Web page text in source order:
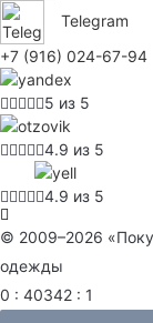
Telegram
+7 (916) 024-67-94
5 из 5
4.9 из 5
4.9 из 5
© 2009–2026
одежды
0 : 40342 : 1